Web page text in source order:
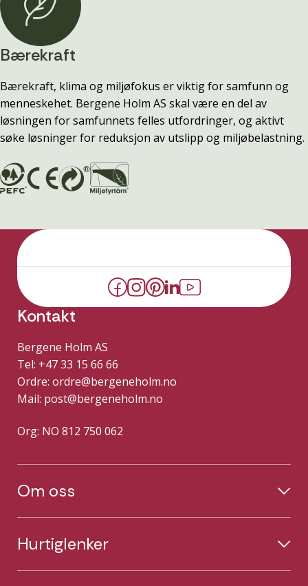
Bærekraft
Bærekraft, klima og miljøfokus er viktig for samfunn og
menneskehet. Bergene Holm AS skal være en del av
løsningen for samfunnets felles utfordringer, og aktivt
søke løsninger for reduksjon av utslipp og miljøbelastning.
Kontakt
Bergene Holm AS
Tel: +47 33 15 66 66
Ordre: ordre@bergeneholm.no
Mail: post@bergeneholm.no
Org: NO 812 750 062
Om oss
Hurtiglenker